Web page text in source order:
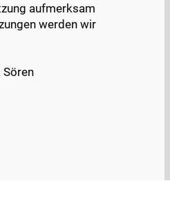
aufmerksam
werden wir
Sören